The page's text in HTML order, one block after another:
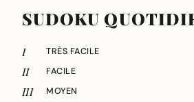
SUDOKU
I TRÈS FACILE
II FACILE
III MOYEN